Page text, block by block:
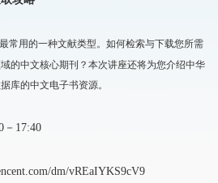
常用的一种文献类型。如何检索与下载您所需
的中文核心期刊？本次讲座还将为您介绍中华
库的中文电子书资源。
－17:40
dm/vREaIYKS9cV9